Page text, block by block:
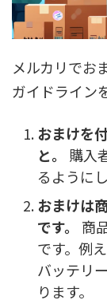
メルカリでお
ガイドライン
おまけを
と。
購入
るように
おまけは
です。
商
です。例
バッテリ
ります。